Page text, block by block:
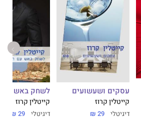
עסקים ושעשועים
קייטלין קרוז
דיגיטלי 29 ₪
לשחק באש עם
קייטלין קרוז
דיגיטלי 29 ₪